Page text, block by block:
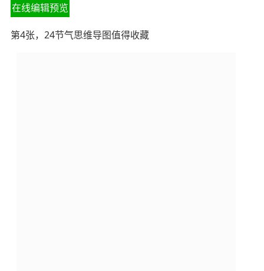
在线编辑预览
第4张，24节气思维导图值得收藏